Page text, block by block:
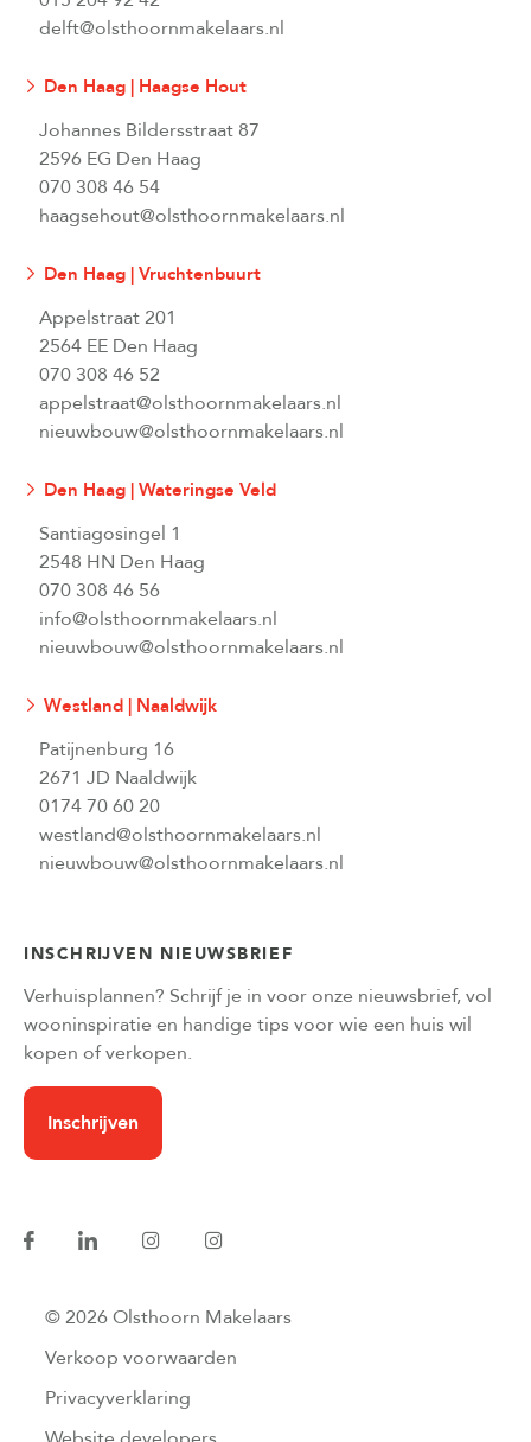
delft@olsthoornmakelaars.nl
Den Haag | Haagse Hout
Johannes Bildersstraat 87
2596 EG Den Haag
070 308 46 54
haagsehout@olsthoornmakelaars.nl
Den Haag | Vruchtenbuurt
Appelstraat 201
2564 EE Den Haag
070 308 46 52
appelstraat@olsthoornmakelaars.nl
nieuwbouw@olsthoornmakelaars.nl
Den Haag | Wateringse Veld
Santiagosingel 1
2548 HN Den Haag
070 308 46 56
info@olsthoornmakelaars.nl
nieuwbouw@olsthoornmakelaars.nl
Westland | Naaldwijk
Patijnenburg 16
2671 JD Naaldwijk
0174 70 60 20
westland@olsthoornmakelaars.nl
nieuwbouw@olsthoornmakelaars.nl
INSCHRIJVEN NIEUWSBRIEF
Verhuisplannen? Schrijf je in voor onze nieuwsbrief, vol
wooninspiratie en handige tips voor wie een huis wil
kopen of verkopen.
Inschrijven
© 2026 Olsthoorn Makelaars
Verkoop voorwaarden
Privacyverklaring